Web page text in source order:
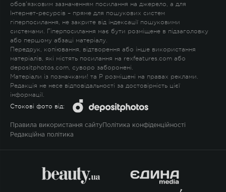
обов'язковим зазначенням посилання на джерело, а для
Інтернет-ресурсів – пряме для пошукових систем
гіперпосилання, не закрите від індексації пошуковими
системами. Гіперпосилання має бути розміщене в підзаголовку
або першому абзаці матеріалу.
Передрук, копіювання, відтворення або інше використання
матеріалів, які містять посилання на rexfeatures.com або
depositphotos.com, суворо заборонені.
Матеріали із позначками! та P розміщені на правах реклами.
Редакція не несе відповідальності за достовірність цієї
інформації.
Стокові фото від:
Правила використання сайту Політика конфіденційності
Редакційна політика